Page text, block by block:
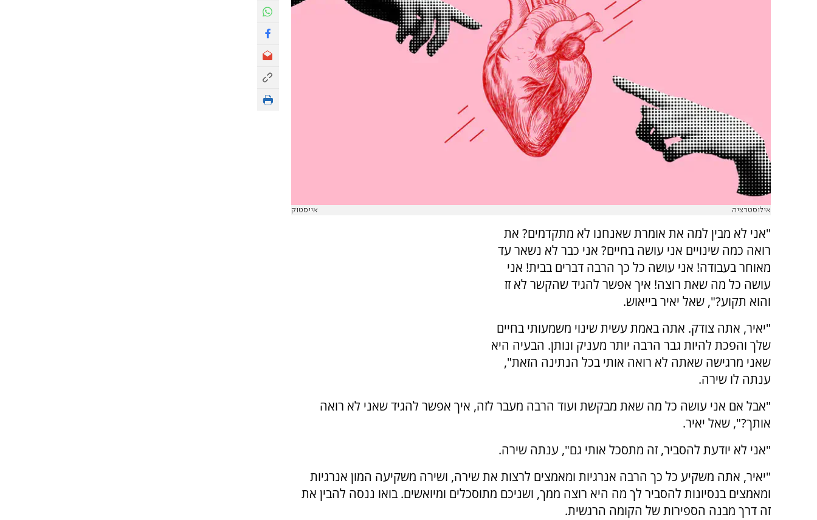
אילוסטרציה אייסטוק
"אני לא מבין למה את אומרת שאנחנו לא מתקדמים? את
רואה כמה שינויים אני עושה בחיים? אני כבר לא נשאר עד
מאוחר בעבודה! אני עושה כל כך הרבה דברים בבית! אני
עושה כל מה שאת רוצה! איך אפשר להגיד שהקשר לא זז
והוא תקוע?", שאל יאיר בייאוש.
"יאיר, אתה צודק. אתה באמת עשית שינוי משמעותי בחיים
שלך והפכת להיות גבר הרבה יותר מעניק ונותן. הבעיה היא
שאני מרגישה שאתה לא רואה אותי בכל הנתינה הזאת",
ענתה לו שירה.
"אבל אם אני עושה כל מה שאת מבקשת ועוד הרבה מעבר לזה, איך אפשר להגיד שאני לא רואה
אותך?", שאל יאיר.
"אני לא יודעת להסביר, זה מתסכל אותי גם", ענתה שירה.
"יאיר, אתה משקיע כל כך הרבה אנרגיות ומאמצים לרצות את שירה, ושירה משקיעה המון אנרגיות
ומאמצים בנסיונות להסביר לך מה היא רוצה ממך, ושניכם מתוסכלים ומיואשים. בואו ננסה להבין את
זה דרך מבנה הספירות של הקומה הרגשית.